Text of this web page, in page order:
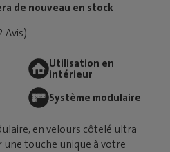
de nouveau en stock
Avis)
Utilisation en
intérieur
Système modulaire
en velours côtelé ultra
touche unique à votre